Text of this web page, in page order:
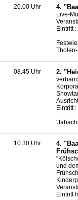
20.00 Uhr 4.
Live-
Eintritt
08.45 Uhr 2.
Eintritt
10.30 Uhr
4.
und
Eintritt